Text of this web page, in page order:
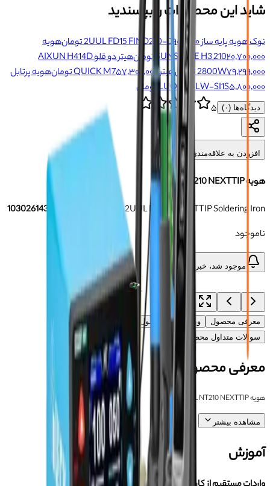
شاید این محصولات را بپسندید
نوک هویه پایه ساز 2UUL FD15 FIND210-0۹۰۰٬۰۰۰ تومان
هویه
SUNSHINE H3 210۲۰٬۷۰۰٬۰۰۰ تومان
هیتر دو قلو AIXUN H414D
2800W۷۹٬۲۹۹٬۰۰۰ تومان هیتر QUICK M7۵۷٬۳۰۰٬۰۰۰ تومان
هویه پرتابل
LUOWEI LW-SI1S۵٬۸۰۰٬۰۰۰ تومان
دیدگاه‌ها (۰) ۵
افزودن به علاقه‌مندی‌ها
هویه 2UUL NT210 NEXTTIP
2UUL NT210 NEXTTIP Soldering Ironبرند: شناسه: 103026143
ناموجود
موجود شد، خبرم کن
معرفی محصول ویژگی‌های محصول
دیدگاه‌ها (۰)
سوالات متداول محصول
معرفی محصول
هویه 2UUL NT210 NEXTTIP
مشاهده بیشتر
آموزش